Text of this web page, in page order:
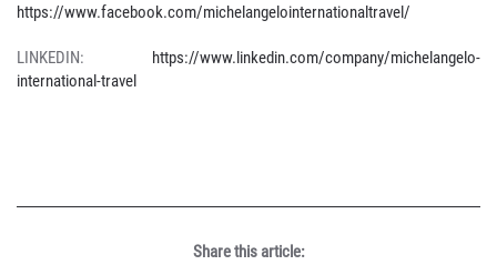
https://www.facebook.com/michelangelointernationaltravel/
LINKEDIN: https://www.linkedin.com/company/michelangelo-
international-travel
Share this article: